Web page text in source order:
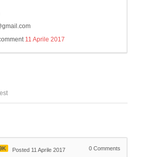
11 Aprile 2017
Posted 11 Aprile 2017 0 Comments